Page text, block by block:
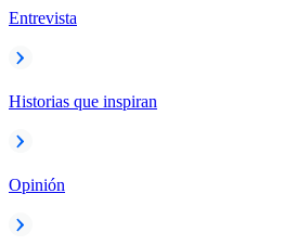
Entrevista
Historias que inspiran
Opinión